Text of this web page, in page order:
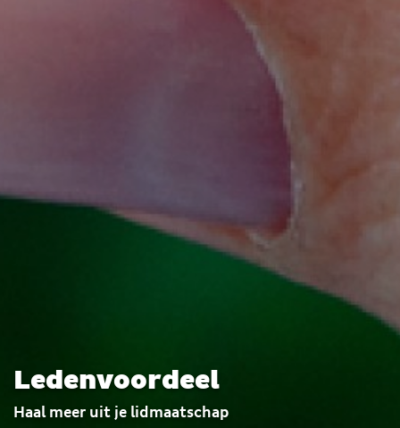
Ledenvoordeel
Haal meer uit je lidmaatschap